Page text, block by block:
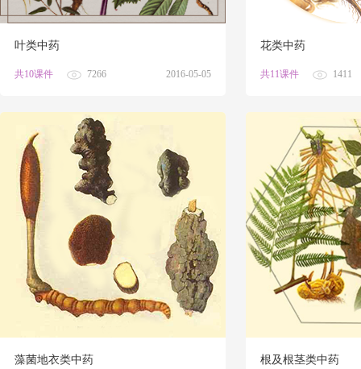
叶类中药
共10课件 7266 2016-05-05
花类中药
共11课件 1411
藻菌地衣类中药 根及根茎类中药